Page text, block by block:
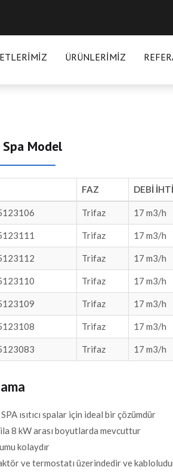
ÜRÜNLERIMIZ
Model
FAZ DEBİ
Trifaz 17 m3/h
Trifaz 17 m3/h
Trifaz 17 m3/h
Trifaz 17 m3/h
Trifaz 17 m3/h
Trifaz 17 m3/h
Trifaz 17 m3/h
ısıtıcı spalar için ideal bir çözümdür
8 kW arası boyutlarda mevcuttur
kolaydır
ve termostatı üzerindedir ve